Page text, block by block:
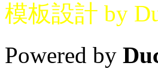
模板設計 by
Powered by